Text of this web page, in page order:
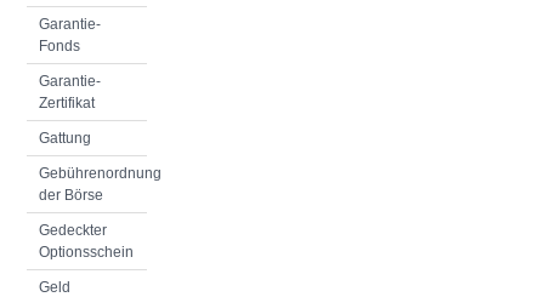
Garantie-
Fonds
Garantie-
Zertifikat
Gattung
Gebührenordnung
der Börse
Gedeckter
Optionsschein
Geld